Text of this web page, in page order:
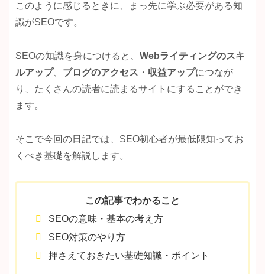
このように感じるときに、まっ先に学ぶ必要がある知
識がSEOです。
SEOの知識を身につけると、 Webライティングのスキ
ルアップ、 ブログのアクセス ・ 収益アップにつなが
り、たくさんの読者に読まるサイトにすることができ
ます。
そこで今回の日記では、SEO初心者が最低限知ってお
くべき基礎を解説します。
この記事でわかること
SEOの意味・基本の考え方
SEO対策のやり方
押さえておきたい基礎知識・ポイント